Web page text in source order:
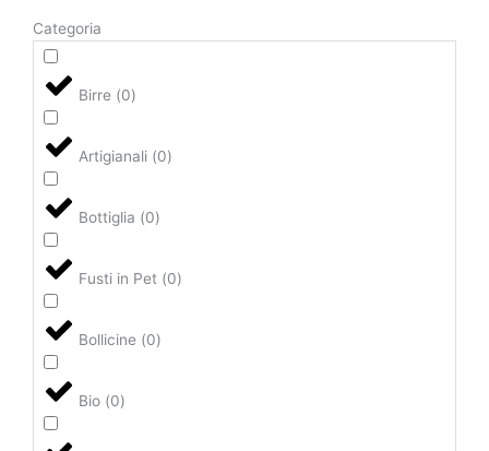
Categoria
Birre (0)
Artigianali (0)
Bottiglia (0)
Fusti in Pet (0)
Bollicine (0)
Bio (0)